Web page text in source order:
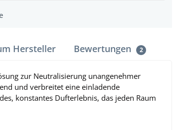
Hersteller Bewertungen 2
zur Neutralisierung unangenehmer
und verbreitet eine einladende
konstantes Dufterlebnis, das jeden Raum